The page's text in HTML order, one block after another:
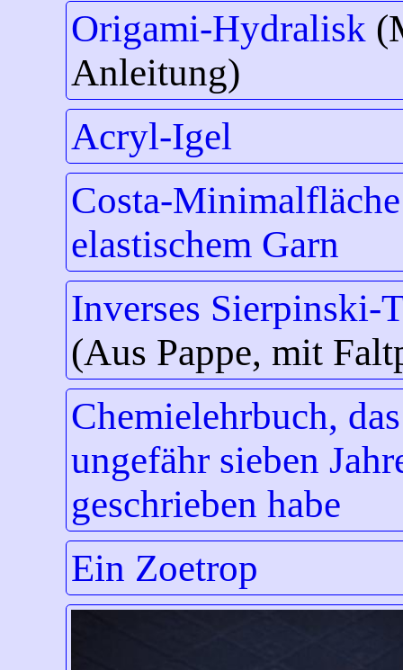
Origami-Hydralisk
Anleitung)
Acryl-Igel
Costa-
elastischem Garn
Inverses Sierpinski-
(Aus Pappe, mit
Chemielehrbuch,
ungefähr sieben
geschrieben habe
Ein Zoetrop